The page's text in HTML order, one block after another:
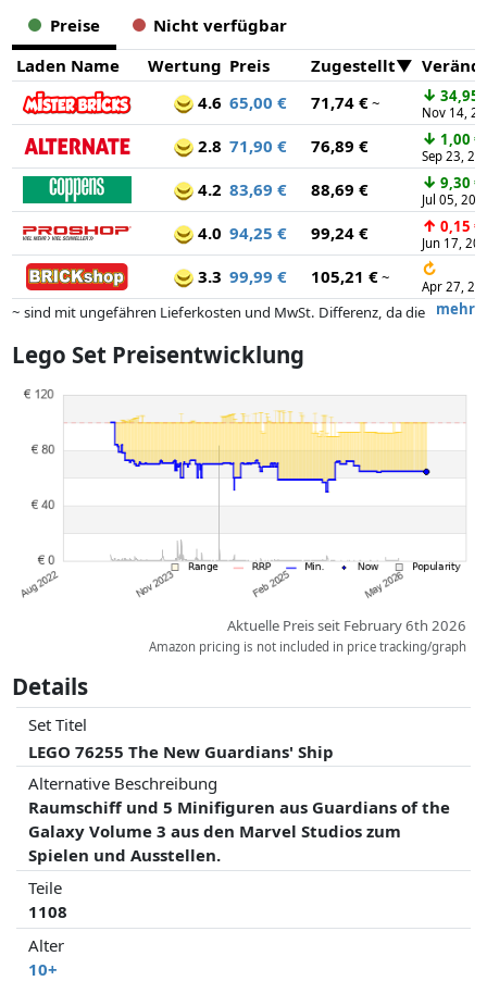
Preise
Nicht verfügbar
Laden Name
Wertung Preis Zugestellt
4.6 65,00 € 71,74 €~ ↓ 34,95
Nov 14,
2.8 71,90 € 76,89 € ↓ 1,00 €
Sep 23,
4.2 83,69 € 88,69 € ↓ 9,30 €
Jul 05,
4.0 94,25 € 99,24 € ↑ 0,15 €
Jun 17,
3.3 99,99 € 105,21 €~ ↻
Apr 27,
mehr
~ sind mit ungefähren Lieferkosten und MwSt. Differenz, da die
abweichen können.
geändert haben. Die Ordnung erfolgt rein nach dem Preis,
Vergütungen durch Partner haben darauf keinerlei Einfluss. Nur bei
gleichen Preisen können historische Leistungen die Ordnung
beeinflussen.
Lego Set Preisentwicklung
Aktuelle Preis seit February 6th 2026
Amazon pricing is not included in price tracking/graph
Details
Set Titel
LEGO 76255 The New Guardians' Ship
Alternative Beschreibung
Raumschiff und 5 Minifiguren aus Guardians of the
Galaxy Volume 3 aus den Marvel Studios zum
Spielen und Ausstellen.
Teile
1108
Alter
10+